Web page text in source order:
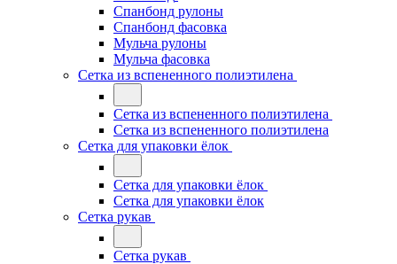
Спанбонд рулоны
Спанбонд фасовка
Мульча рулоны
Мульча фасовка
Сетка из вспененного полиэтилена
Сетка из вспененного полиэтилена
Сетка из вспененного полиэтилена
Сетка для упаковки ёлок
Сетка для упаковки ёлок
Сетка для упаковки ёлок
Сетка рукав
Сетка рукав